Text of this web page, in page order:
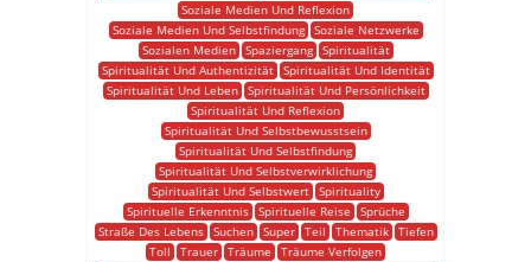
Soziale Medien Und Reflexion
Soziale Medien Und Selbstfindung
Soziale Netzwerke
Sozialen Medien
Spaziergang
Spiritualität
Spiritualität Und Authentizität
Spiritualität Und Identität
Spiritualität Und Leben
Spiritualität Und Persönlichkeit
Spiritualität Und Reflexion
Spiritualität Und Selbstbewusstsein
Spiritualität Und Selbstfindung
Spiritualität Und Selbstverwirklichung
Spiritualität Und Selbstwert
Spirituality
Spirituelle Erkenntnis
Spirituelle Reise
Sprüche
Straße Des Lebens
Suchen Super Teil Thematik
Tiefen
Toll
Trauer Träume
Träume Verfolgen